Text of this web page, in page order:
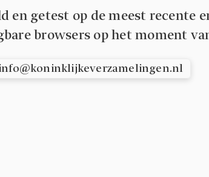
en getest op de meest recente
browsers op het moment